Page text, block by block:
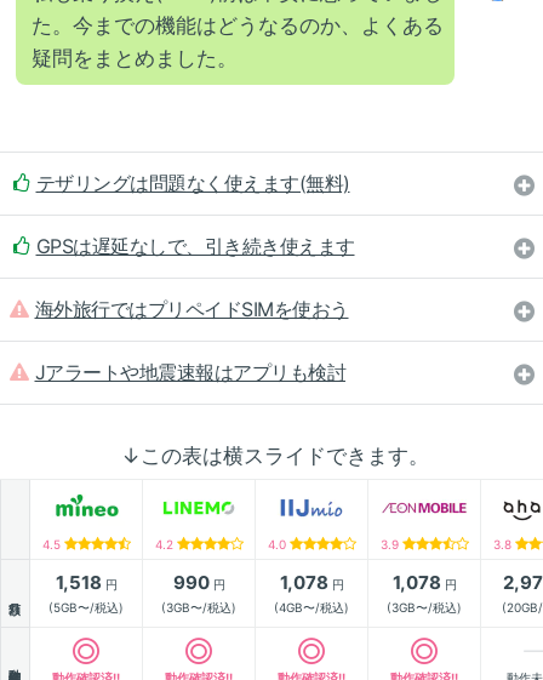
た。今までの機能はどうなるのか、よくある
疑問をまとめました。
テザリングは問題なく使えます(無料)
GPSは遅延なしで、引き続き使えます
海外旅行ではプリペイドSIMを使おう
Jアラートや地震速報はアプリも検討
↓この表は横スライドできます。
4.5 4.2 4.0 3.9 3.8
1,518 円
(5GB〜/税込)
990円
(3GB〜/税込)
1,078 円
(4GB〜/税込)
1,078 円
(3GB〜/税込)